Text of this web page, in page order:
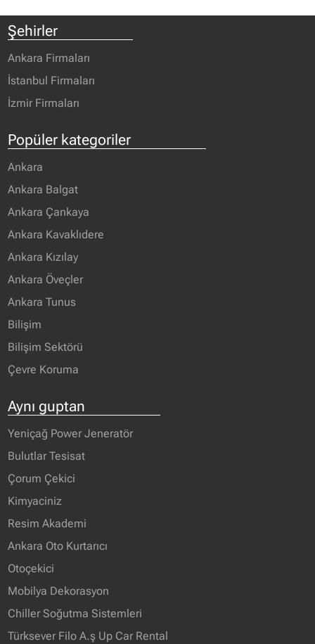
Şehirler
Ankara Firmaları
İstanbul Firmaları
İzmir Firmaları
Popüler kategoriler
Ankara
Ankara Balgat
Ankara Çankaya
Ankara Kavaklıdere
Ankara Kızılay
Ankara Öveçler
Ankara Tunus
Bilişim
Bilişim Sektörü
Çevre Koruma
Aynı guptan
Yeniçağ Power Jeneratör
Bulutlar Tesisat
Çorum Çekici
Kimyaciniz
Resim Akademi
Ankara Oto Kurtarıcı
Otoçekici
Mobilya Dekorasyon
Chiller Soğutma Sistemleri
Türksever Filo A.ş Up Car Rental